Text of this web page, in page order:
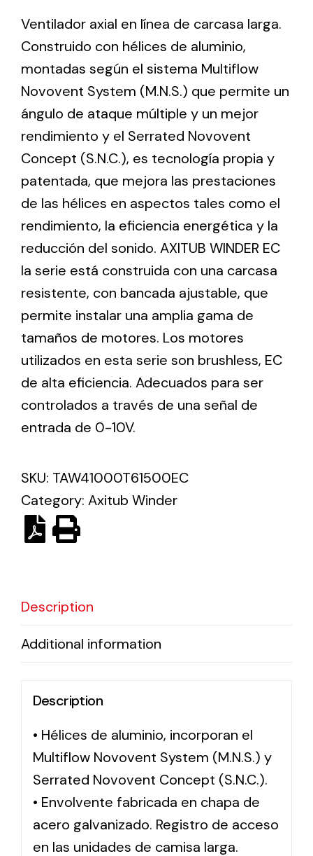
Ventilation
The incorporation of Novovent into the group
meant a greater offer of ventilation products for
different uses
Iluminación Solar
Variedad de soluciones solares para todo tipo
de necesidades.
Solar lighting
Variety of solar solutions for all kinds of needs.
Ventilador axial en línea de carcasa larga.
Construido con hélices de aluminio,
montadas según el sistema Multiflow
Novovent System (M.N.S.) que permite un
ángulo de ataque múltiple y un mejor
rendimiento y el Serrated Novovent
Concept (S.N.C.), es tecnología propia y
patentada, que mejora las prestaciones
de las hélices en aspectos tales como el
rendimiento, la eficiencia energética y la
reducción del sonido. AXITUB WINDER EC
la serie está construida con una carcasa
resistente, con bancada ajustable, que
permite instalar una amplia gama de
tamaños de motores. Los motores
utilizados en esta serie son brushless, EC
de alta eficiencia. Adecuados para ser
controlados a través de una señal de
entrada de 0-10V.
SKU: TAW41000T61500EC
Category: Axitub Winder
Description
Additional information
Description
• Hélices de aluminio, incorporan el
Multiflow Novovent System (M.N.S.) y
Serrated Novovent Concept (S.N.C.).
• Envolvente fabricada en chapa de
acero galvanizado. Registro de acceso
en las unidades de camisa larga.